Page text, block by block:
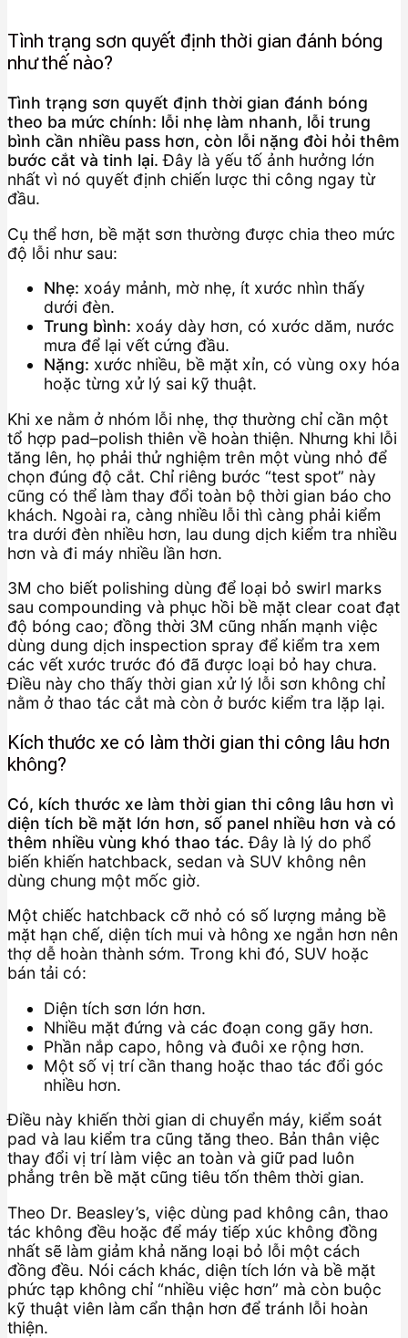
Tình trạng sơn quyết định thời gian đánh bóng
như thế nào?
Tình trạng sơn quyết định thời gian đánh bóng
theo ba mức chính: lỗi nhẹ làm nhanh, lỗi trung
bình cần nhiều pass hơn, còn lỗi nặng đòi hỏi thêm
bước cắt và tinh lại. Đây là yếu tố ảnh hưởng lớn
nhất vì nó quyết định chiến lược thi công ngay từ
đầu.
Cụ thể hơn, bề mặt sơn thường được chia theo mức
độ lỗi như sau:
Nhẹ: xoáy mảnh, mờ nhẹ, ít xước nhìn thấy
dưới đèn.
Trung bình: xoáy dày hơn, có xước dăm, nước
mưa để lại vết cứng đầu.
Nặng: xước nhiều, bề mặt xỉn, có vùng oxy hóa
hoặc từng xử lý sai kỹ thuật.
Khi xe nằm ở nhóm lỗi nhẹ, thợ thường chỉ cần một
tổ hợp pad–polish thiên về hoàn thiện. Nhưng khi lỗi
tăng lên, họ phải thử nghiệm trên một vùng nhỏ để
chọn đúng độ cắt. Chỉ riêng bước “test spot” này
cũng có thể làm thay đổi toàn bộ thời gian báo cho
khách. Ngoài ra, càng nhiều lỗi thì càng phải kiểm
tra dưới đèn nhiều hơn, lau dung dịch kiểm tra nhiều
hơn và đi máy nhiều lần hơn.
3M cho biết polishing dùng để loại bỏ swirl marks
sau compounding và phục hồi bề mặt clear coat đạt
độ bóng cao; đồng thời 3M cũng nhấn mạnh việc
dùng dung dịch inspection spray để kiểm tra xem
các vết xước trước đó đã được loại bỏ hay chưa.
Điều này cho thấy thời gian xử lý lỗi sơn không chỉ
nằm ở thao tác cắt mà còn ở bước kiểm tra lặp lại.
Kích thước xe có làm thời gian thi công lâu hơn
không?
Có, kích thước xe làm thời gian thi công lâu hơn vì
diện tích bề mặt lớn hơn, số panel nhiều hơn và có
thêm nhiều vùng khó thao tác. Đây là lý do phổ
biến khiến hatchback, sedan và SUV không nên
dùng chung một mốc giờ.
Một chiếc hatchback cỡ nhỏ có số lượng mảng bề
mặt hạn chế, diện tích mui và hông xe ngắn hơn nên
thợ dễ hoàn thành sớm. Trong khi đó, SUV hoặc
bán tải có:
Diện tích sơn lớn hơn.
Nhiều mặt đứng và các đoạn cong gãy hơn.
Phần nắp capo, hông và đuôi xe rộng hơn.
Một số vị trí cần thang hoặc thao tác đổi góc
nhiều hơn.
Điều này khiến thời gian di chuyển máy, kiểm soát
pad và lau kiểm tra cũng tăng theo. Bản thân việc
thay đổi vị trí làm việc an toàn và giữ pad luôn
phẳng trên bề mặt cũng tiêu tốn thêm thời gian.
Theo Dr. Beasley’s, việc dùng pad không cân, thao
tác không đều hoặc để máy tiếp xúc không đồng
nhất sẽ làm giảm khả năng loại bỏ lỗi một cách
đồng đều. Nói cách khác, diện tích lớn và bề mặt
phức tạp không chỉ “nhiều việc hơn” mà còn buộc
kỹ thuật viên làm cẩn thận hơn để tránh lỗi hoàn
thiện.